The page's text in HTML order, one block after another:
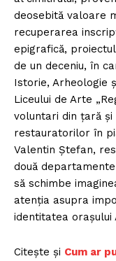
deosebită valoare
recuperarea
epigrafică,
de un deceniu, în
Istorie, Arheologie
Liceului de Arte
voluntari din țară
restauratorilor în
Valentin Ștefan,
două
să schimbe
atenția asupra
identitatea orașului
Citește și Cum ar